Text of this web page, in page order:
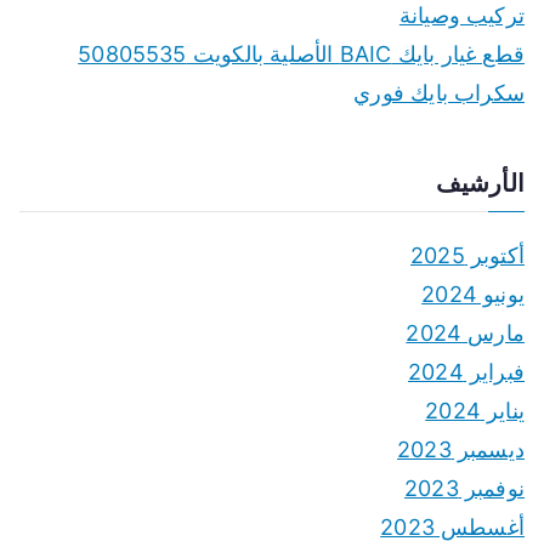
تركيب وصيانة
قطع غيار بايك BAIC الأصلية بالكويت 50805535
سكراب بايك فوري
الأرشيف
أكتوبر 2025
يونيو 2024
مارس 2024
فبراير 2024
يناير 2024
ديسمبر 2023
نوفمبر 2023
أغسطس 2023